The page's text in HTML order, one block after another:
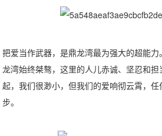
把爱当作武器，是鼎龙湾最为强大的超能
龙湾始终桀骜，这里的人儿赤诚、坚忍和
起，我们很渺小，但我们的爱响彻云霄，
步。